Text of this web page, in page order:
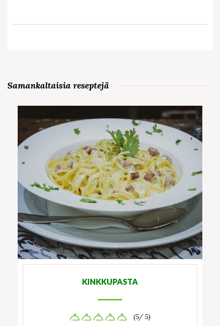
Samankaltaisia reseptejä
KINKKUPASTA
(5/ 5)